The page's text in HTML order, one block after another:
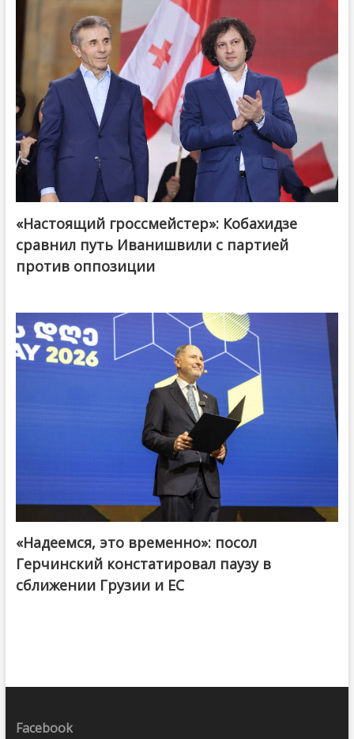
@ქართული ოცნება / Georgian Dream
«Настоящий гроссмейстер»: Кобахидзе
сравнил путь Иванишвили с партией
против оппозиции
«Надеемся, это временно»: посол
Герчинский констатировал паузу в
сближении Грузии и ЕС
Facebook